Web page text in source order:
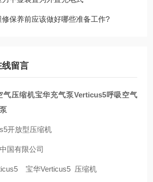
保养前应该做好哪些准备工作?
线留言
气压缩机宝华充气泵Verticus5呼吸空气
开放型压缩机
国有限公司
宝华Verticus5 压缩机